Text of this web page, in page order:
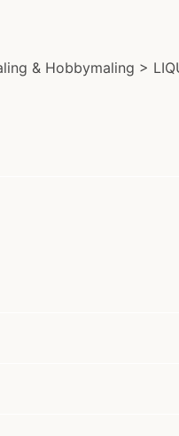
& Hobbymaling >